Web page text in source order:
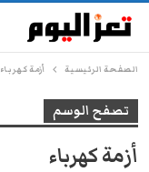
الصفحة الرئيسية أزمة كهرباء
تصفح الوسم
أزمة كهرباء